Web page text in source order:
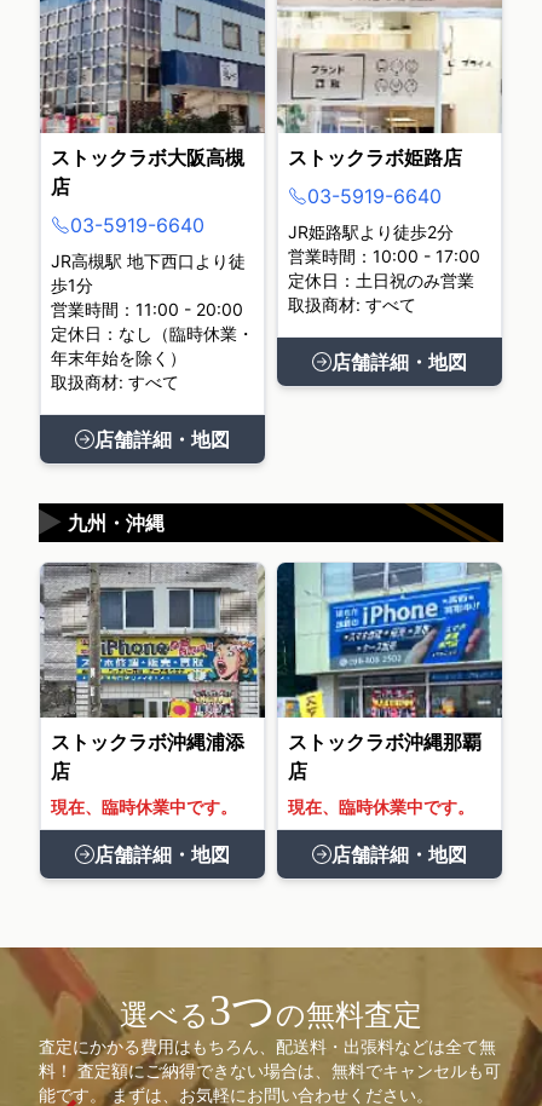
ストックラボ大阪高槻
店
03-5919-6640
JR高槻駅 地下西口より徒
歩1分
営業時間：11:00 - 20:00
定休日：なし（臨時休業・
年末年始を除く）
取扱商材: すべて
店舗詳細・地図
ストックラボ姫路店
03-5919-6640
JR姫路駅より徒歩2分
営業時間：10:00 - 17:00
定休日：土日祝のみ営業
取扱商材: すべて
店舗詳細・地図
九州・沖縄
▶
ストックラボ沖縄浦添
店
現在、臨時休業中です。
店舗詳細・地図
ストックラボ沖縄那覇
店
現在、臨時休業中です。
店舗詳細・地図
選べる3つの無料査定
査定にかかる費用はもちろん、配送料・出張料などは全て無
料！ 査定額にご納得できない場合は、無料でキャンセルも可
能です。 まずは、お気軽にお問い合わせください。